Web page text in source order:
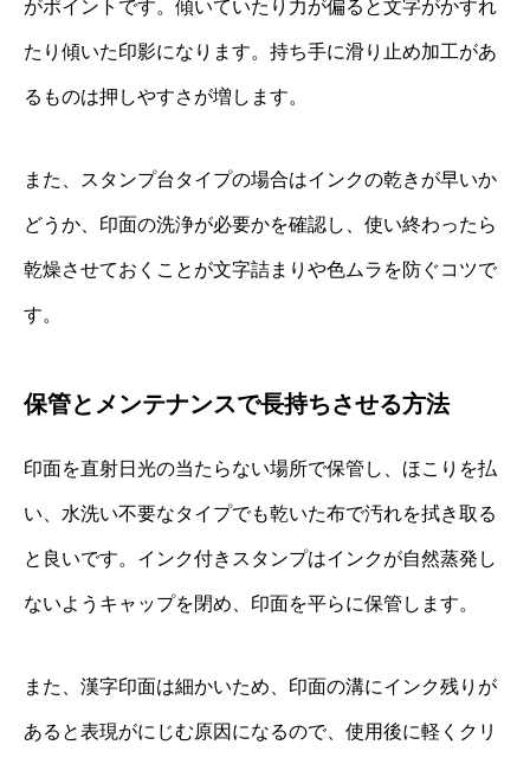
がポイントです。傾いていたり力が偏ると文字がかすれ
たり傾いた印影になります。持ち手に滑り止め加工があ
るものは押しやすさが増します。
また、スタンプ台タイプの場合はインクの乾きが早いか
どうか、印面の洗浄が必要かを確認し、使い終わったら
乾燥させておくことが文字詰まりや色ムラを防ぐコツで
す。
保管とメンテナンスで長持ちさせる方法
印面を直射日光の当たらない場所で保管し、ほこりを払
い、水洗い不要なタイプでも乾いた布で汚れを拭き取る
と良いです。インク付きスタンプはインクが自然蒸発し
ないようキャップを閉め、印面を平らに保管します。
また、漢字印面は細かいため、印面の溝にインク残りが
あると表現がにじむ原因になるので、使用後に軽くクリ